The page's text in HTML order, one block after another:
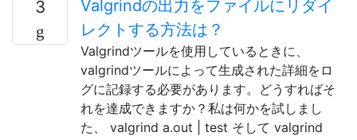
3
Valgrindの出力をファイルにリダイ
レクトする方法は？
Valgrindツールを使用しているときに、
valgrindツールによって生成された詳細をロ
グに記録する必要があります。どうすればそ
れを達成できますか？私は何かを試しまし
た、 valgrind a.out | test そして valgrind